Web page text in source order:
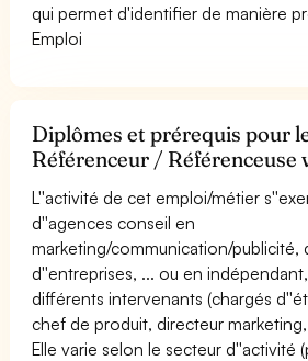
qui permet d'identifier de manière
Emploi
Diplômes et prérequis pour
Référenceur / Référenceuse
L''activité de cet emploi/métier
d''agences conseil en
marketing/communication/publicité,
d''entreprises, ... ou en
différents intervenants (chargés
chef de produit, directeur
Elle varie selon le secteur d''activité